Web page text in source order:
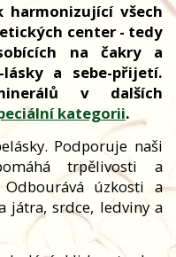
harmonizující všech
center - tedy
na čakry a
a sebe-přijetí.
v dalších
kategorii.
Podporuje naši
trpělivosti a
úzkosti a
játra, srdce, ledviny a